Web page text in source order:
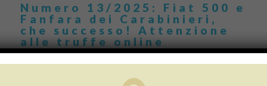
Numero 13/2025: Fiat 500 e
Fanfara dei Carabinieri,
che successo! Attenzione
alle truffe online
“Evviva i Carabinieri, evviva le Forze dell’Ordine, evviva le 500!”